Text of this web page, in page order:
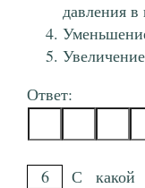
давления в
Ответ:
6
С какой